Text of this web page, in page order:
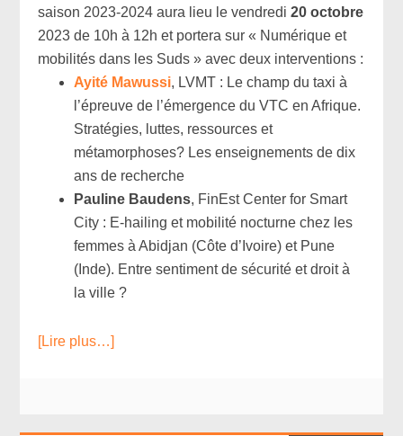
saison 2023-2024 aura lieu levendredi 20 octobre
2023 de 10h à 12h et portera sur « Numérique et
mobilités dans les Suds » avec deux interventions :
Ayité Mawussi, LVMT : Le champ du taxi à
l’épreuve de l’émergence du VTC en Afrique.
Stratégies, luttes, ressources et
métamorphoses? Les enseignements de dix
ans de recherche
Pauline Baudens, FinEst Center for Smart
City : E-hailing et mobilité nocturne chez les
femmes à Abidjan (Côte d’Ivoire) et Pune
(Inde). Entre sentiment de sécurité et droit à
la ville ?
[Lire plus…]